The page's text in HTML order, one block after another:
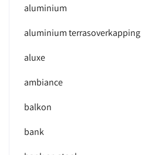
aluminium
aluminium terrasoverkapping
aluxe
ambiance
balkon
bank